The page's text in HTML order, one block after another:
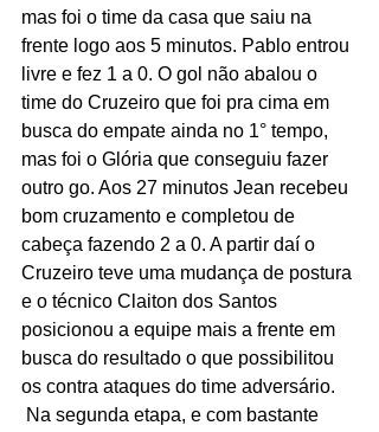
mas foi o time da casa que saiu na
frente logo aos 5 minutos. Pablo entrou
livre e fez 1 a 0. O gol não abalou o
time do Cruzeiro que foi pra cima em
busca do empate ainda no 1° tempo,
mas foi o Glória que conseguiu fazer
outro go. Aos 27 minutos Jean recebeu
bom cruzamento e completou de
cabeça fazendo 2 a 0. A partir daí o
Cruzeiro teve uma mudança de postura
e o técnico Claiton dos Santos
posicionou a equipe mais a frente em
busca do resultado o que possibilitou
os contra ataques do time adversário.
Na segunda etapa, e com bastante